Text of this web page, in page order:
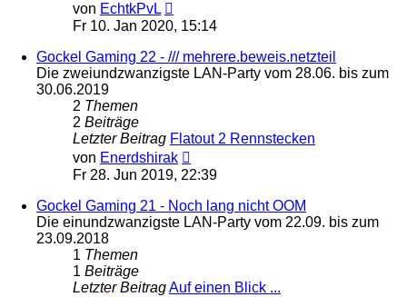
von EchtkPvL
Beitrag
Fr 10. Jan 2020, 15:14
Gockel Gaming 22 - /// mehrere.beweis.netzteil
Die zweiundzwanzigste LAN-Party vom 28.06. bis zum
30.06.2019
2 Themen
2 Beiträge
Letzter Beitrag Flatout 2 Rennstecken
von Enerdshirak
Beitrag
Fr 28. Jun 2019, 22:39
Gockel Gaming 21 - Noch lang nicht OOM
Die einundzwanzigste LAN-Party vom 22.09. bis zum
23.09.2018
1 Themen
1 Beiträge
Letzter BeitragAuf einen Blick ...